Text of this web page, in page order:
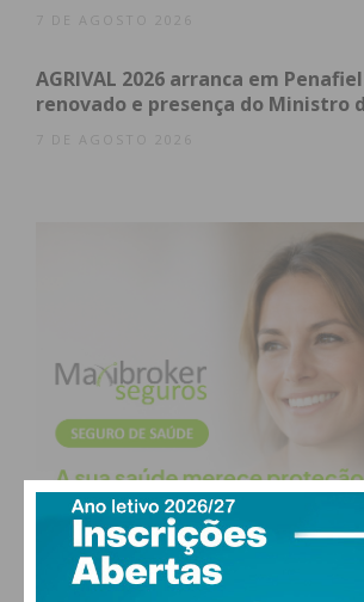
7 DE AGOSTO 2026
AGRIVAL 2026 arranca em
renovado e presença do Ministro
7 DE AGOSTO 2026